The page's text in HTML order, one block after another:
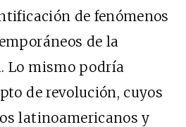
de fenómenos
de la
Lo mismo podría
de revolución, cuyos
latinoamericanos y